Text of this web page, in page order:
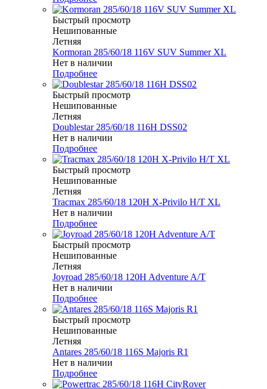
Быстрый просмотр
Нешипованные
Летняя
Kormoran 285/60/18 116V SUV Summer XL
Нет в наличии
Подробнее
Быстрый просмотр
Нешипованные
Летняя
Doublestar 285/60/18 116H DSS02
Нет в наличии
Подробнее
Быстрый просмотр
Нешипованные
Летняя
Tracmax 285/60/18 120H X-Privilo H/T XL
Нет в наличии
Подробнее
Быстрый просмотр
Нешипованные
Летняя
Joyroad 285/60/18 120H Adventure A/T
Нет в наличии
Подробнее
Быстрый просмотр
Нешипованные
Летняя
Antares 285/60/18 116S Majoris R1
Нет в наличии
Подробнее